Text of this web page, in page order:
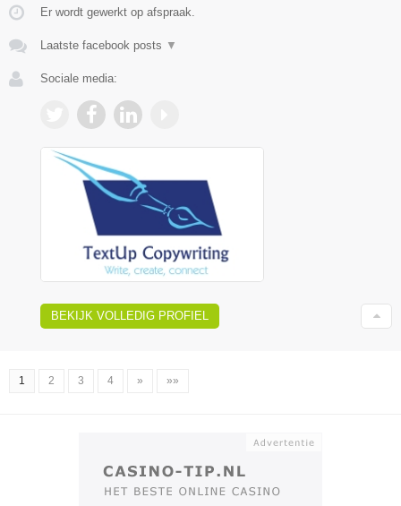
Er wordt gewerkt op afspraak.
Laatste facebook posts ▼
Sociale media:
BEKIJK VOLLEDIG PROFIEL
1 2 3 4 » »»